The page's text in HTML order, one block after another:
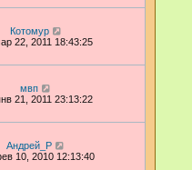
Котомур
22, 2011 18:43:25
мвп
21, 2011 23:13:22
Андрей_Р
10, 2010 12:13:40